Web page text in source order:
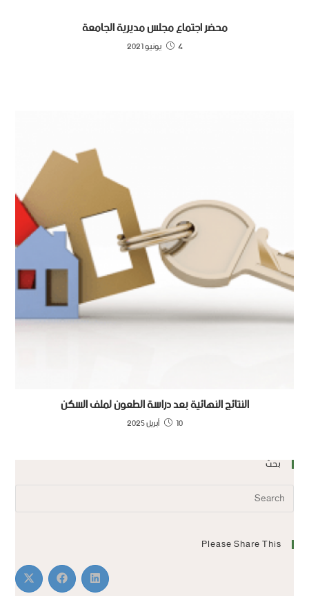
محضر اجتماع مجلس مديرية الجامعة
4 يونيو 2021
النتائج النهائية بعد دراسة الطعون لملف السكن
10 أبريل 2025
بحث
Please Share This